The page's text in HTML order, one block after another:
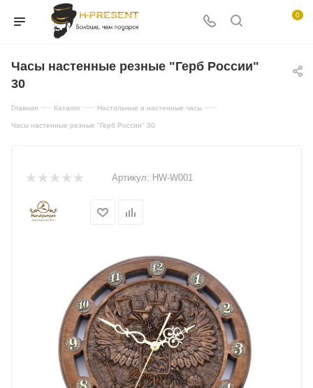
0
Часы настенные резные "Герб России"
30
Главная — Каталог — Настольные и настенные часы —
Часы настенные резные "Герб России" 30
Артикул: HW-W001